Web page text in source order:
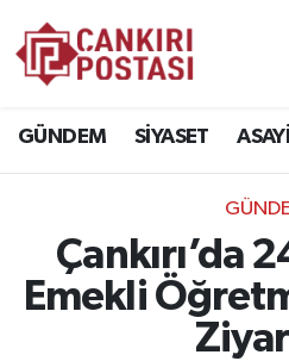
GÜNDEM SİYASET
Çankırı’da
Emekli
EKONOMİ
Trafik Durumu
Süper Lig Puan Durumu